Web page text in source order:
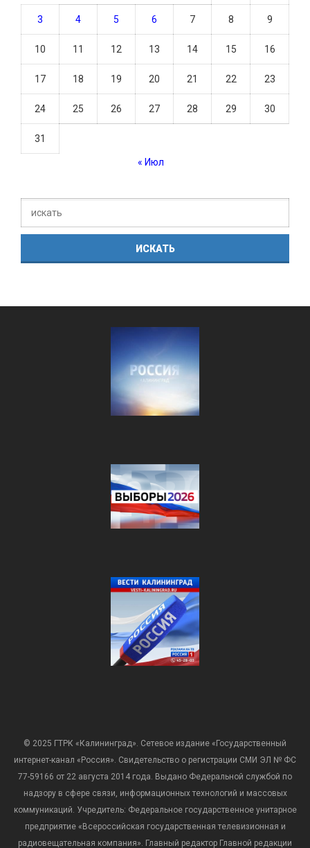
3 4 5 6 7 8 9
10 11 12 13 14 15 16
17 18 19 20 21 22 23
24 25 26 27 28 29 30
31
« Июл
© 2025 ГТРК «Калининград». Сетевое издание «Государственный
интернет-канал «Россия». Свидетельство о регистрации СМИ ЭЛ № ФС
77-59166 от 22 августа 2014 года. Выдано Федеральной службой по
надзору в сфере связи, информационных технологий и массовых
коммуникаций. Учредитель: Федеральное государственное унитарное
предприятие «Всероссийская государственная телевизионная и
радиовещательная компания». Главный редактор Главной редакции